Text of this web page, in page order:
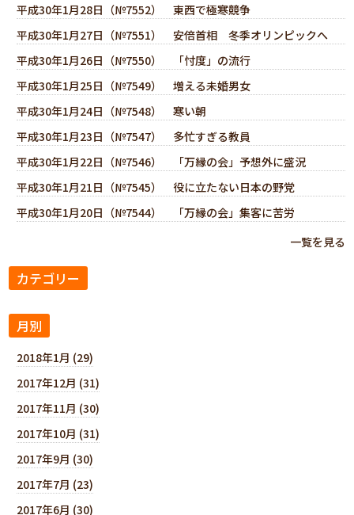
平成30年1月28日（№7552） 東西で極寒競争
平成30年1月27日（№7551） 安倍首相 冬季オリンピックへ
平成30年1月26日（№7550） 「忖度」の流行
平成30年1月25日（№7549） 増える未婚男女
平成30年1月24日（№7548） 寒い朝
平成30年1月23日（№7547） 多忙すぎる教員
平成30年1月22日（№7546） 「万縁の会」予想外に盛況
平成30年1月21日（№7545） 役に立たない日本の野党
平成30年1月20日（№7544） 「万縁の会」集客に苦労
一覧を見る
カテゴリー
月別
2018年1月 (29)
2017年12月 (31)
2017年11月 (30)
2017年10月 (31)
2017年9月 (30)
2017年7月 (23)
2017年6月 (30)